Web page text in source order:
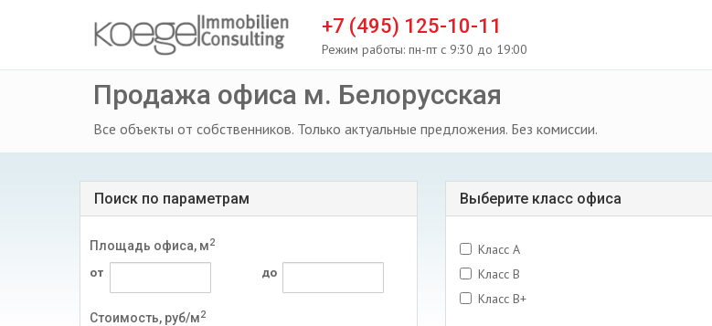
+7 (495) 125-10-11
Режим работы: пн-пт с 9:30 до 19:00
Продажа офиса м. Белорусская
Все объекты от собственников. Только актуальные предложения. Без комиссии.
Поиск по параметрам
Площадь офиса, м2
от до
Стоимость, руб/м2
Выберите класс офиса
Класс A
Класс B
Класс B+